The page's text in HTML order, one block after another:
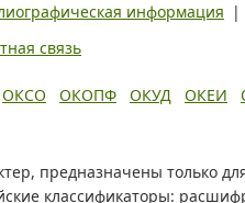
информация |
связь
ОКСО ОКОПФ ОКУД ОКЕИ
предназначены только
классификаторы: